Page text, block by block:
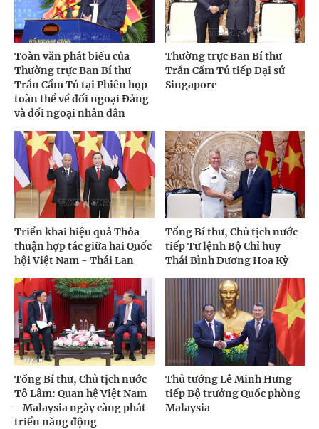
Toàn văn phát biểu của
Thường trực Ban Bí thư
Trần Cẩm Tú tại Phiên họp
toàn thể về đối ngoại Đảng
và đối ngoại nhân dân
Thường trực Ban Bí thư
Trần Cẩm Tú tiếp Đại sứ
Singapore
Triển khai hiệu quả Thỏa
thuận hợp tác giữa hai Quốc
hội Việt Nam - Thái Lan
Tổng Bí thư, Chủ tịch nước
tiếp Tư lệnh Bộ Chỉ huy
Thái Bình Dương Hoa Kỳ
Tổng Bí thư, Chủ tịch nước
Tô Lâm: Quan hệ Việt Nam
- Malaysia ngày càng phát
triển năng động
Thủ tướng Lê Minh Hưng
tiếp Bộ trưởng Quốc phòng
Malaysia